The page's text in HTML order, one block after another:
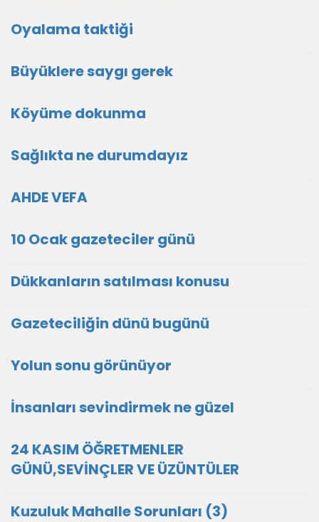
Oyalama taktiği
Büyüklere saygı gerek
Köyüme dokunma
Sağlıkta ne durumdayız
AHDE VEFA
10 Ocak gazeteciler günü
Dükkanların satılması konusu
Gazeteciliğin dünü bugünü
Yolun sonu görünüyor
İnsanları sevindirmek ne güzel
24 KASIM ÖĞRETMENLER
GÜNÜ,SEVİNÇLER VE ÜZÜNTÜLER
Kuzuluk Mahalle Sorunları (3)